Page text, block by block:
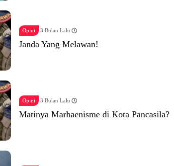
Opini 3 Bulan Lalu
Janda Yang Melawan!
Opini 3 Bulan Lalu
Matinya Marhaenisme di Kota Pancasila?